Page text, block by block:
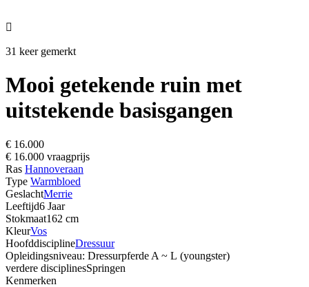

31 keer gemerkt
Mooi getekende ruin met
uitstekende basisgangen
€ 16.000
€ 16.000 vraagprijs
Ras Hannoveraan
Type Warmbloed
GeslachtMerrie
Leeftijd6 Jaar
Stokmaat162 cm
KleurVos
HoofddisciplineDressuur
Opleidingsniveau: Dressurpferde A ~ L (youngster)
verdere disciplinesSpringen
Kenmerken